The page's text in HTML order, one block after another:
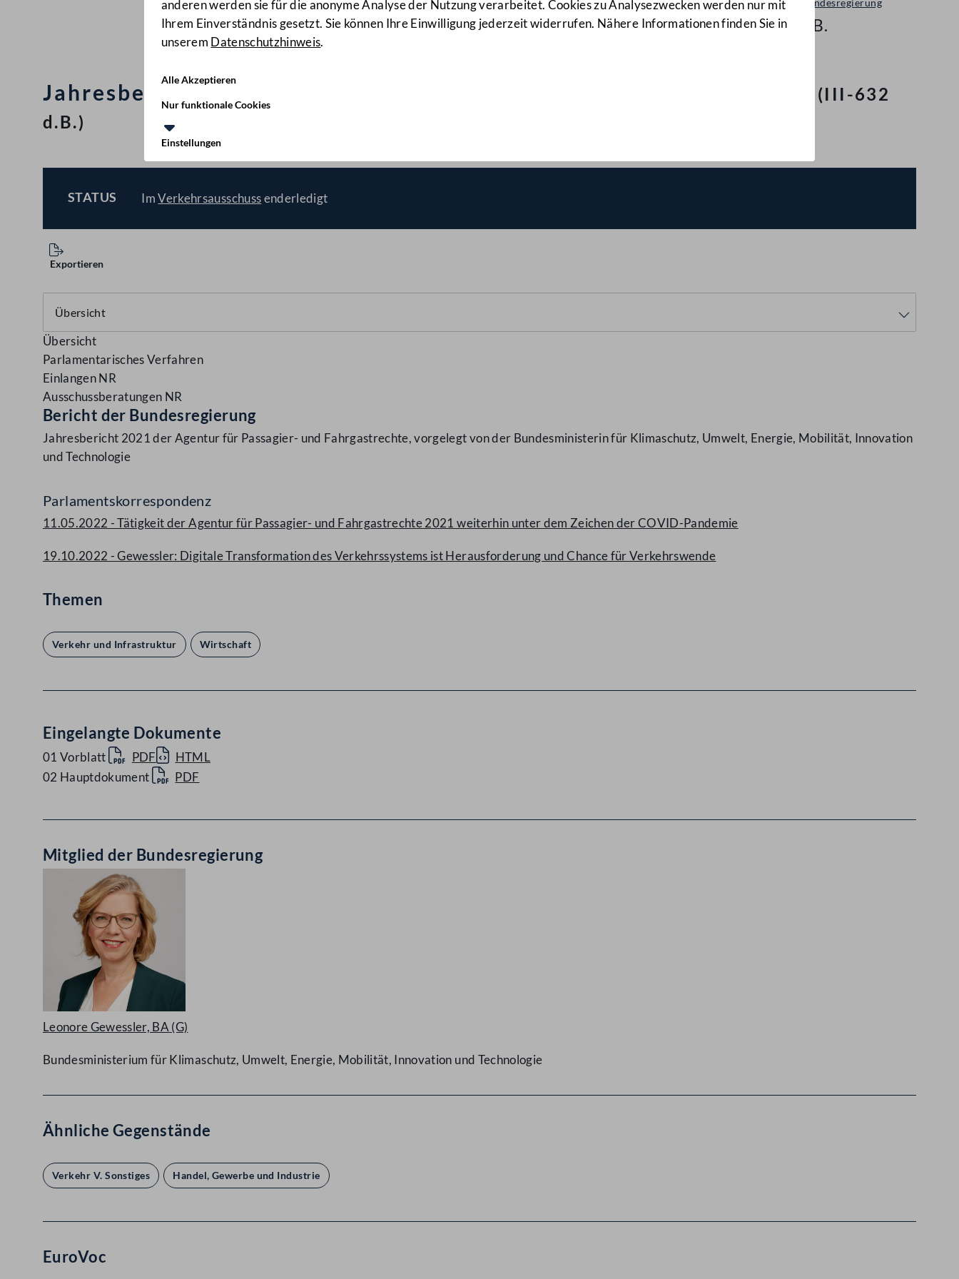
anderen werden sie für die anonyme Analyse der Nutzung verarbeitet. Cookies zu Analysezwecken werden nur mit
Ihrem Einverständnis gesetzt. Sie können Ihre Einwilligung jederzeit widerrufen. Nähere Informationen finden Sie in
unserem Datenschutzhinweis.
Alle Akzeptieren
Nur funktionale Cookies
Einstellungen
Bericht der Bundesregierung
III-632 d.B.
Jahresbericht 2021 der Agentur für Passagier- und Fahrgastrechte
(III-632
d.B.)
STATUS
ImVerkehrsausschussenderledigt
Exportieren
Übersicht
Parlamentarisches Verfahren
Einlangen NR
Ausschussberatungen NR
Bericht der Bundesregierung
Jahresbericht 2021 der Agentur für Passagier- und Fahrgastrechte, vorgelegt von der Bundesministerin für Klimaschutz, Umwelt, Energie, Mobilität, Innovation
und Technologie
Parlamentskorrespondenz
11.05.2022 - Tätigkeit der Agentur für Passagier- und Fahrgastrechte 2021 weiterhin unter dem Zeichen der COVID-Pandemie
19.10.2022 - Gewessler: Digitale Transformation des Verkehrssystems ist Herausforderung und Chance für Verkehrswende
Themen
Verkehr und Infrastruktur Wirtschaft
Eingelangte Dokumente
01 Vorblatt PDF
HTML
02 Hauptdokument
PDF
Mitglied der Bundesregierung
Leonore Gewessler, BA (G)
Bundesministerium für Klimaschutz, Umwelt, Energie, Mobilität, Innovation und Technologie
Ähnliche Gegenstände
Verkehr V. Sonstiges Handel, Gewerbe und Industrie
EuroVoc